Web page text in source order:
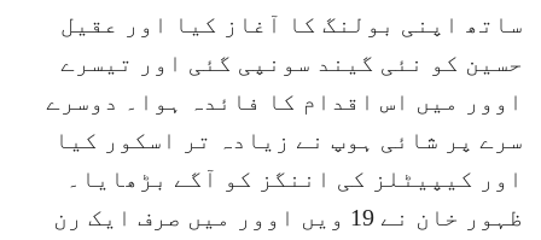
ساتھ اپنی بولنگ کا آغاز کیا اور عقیل
حسین کو نئی گیند سونپی گئی اور تیسرے
اوور میں اس اقدام کا فائدہ ہوا۔ دوسرے
سرے پر شائی ہوپ نے زیادہ تر اسکور کیا
اور کیپیٹلز کی اننگز کو آگے بڑھایا۔
ظہور خان نے 19 ویں اوور میں صرف ایک رن